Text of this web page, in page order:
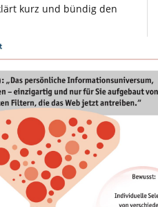
kurz und bündig den